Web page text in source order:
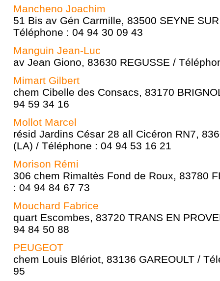
Mancheno Joachim
51 Bis av Gén Carmille, 83500 SEYNE
Téléphone : 04 94 30 09 43
Manguin Jean-Luc
av Jean Giono, 83630 REGUSSE /
Mimart Gilbert
chem Cibelle des Consacs, 83170
94 59 34 16
Mollot Marcel
résid Jardins César 28 all Cicéron RN7,
(LA) / Téléphone : 04 94 53 16 21
Morison Rémi
306 chem Rimaltès Fond de Roux, 83780
: 04 94 84 67 73
Mouchard Fabrice
quart Escombes, 83720 TRANS EN
94 84 50 88
PEUGEOT
chem Louis Blériot, 83136 GAREOULT /
95